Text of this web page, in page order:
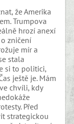
že Amerika
Trumpova
hrozí anexí
zničení
mír a
stala
si to politici,
ještě je. Mám
chvíli, kdy
Před
strategickou